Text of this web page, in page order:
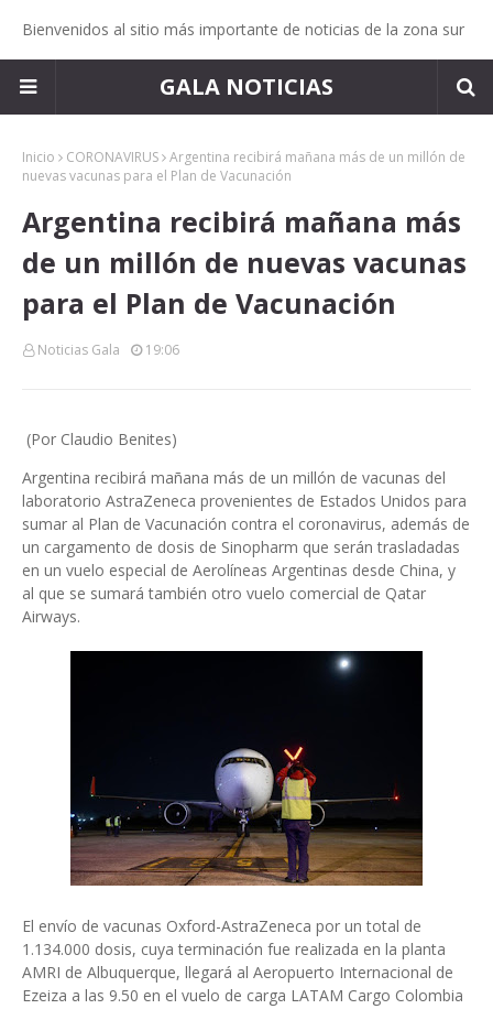
Bienvenidos al sitio más importante de noticias de la zona sur
GALA NOTICIAS
Inicio CORONAVIRUS Argentina recibirá mañana más de un millón de
nuevas vacunas para el Plan de Vacunación
Argentina recibirá mañana más
de un millón de nuevas vacunas
para el Plan de Vacunación
Noticias Gala 19:06
(Por Claudio Benites)
Argentina recibirá mañana más de un millón de vacunas del
laboratorio AstraZeneca provenientes de Estados Unidos para
sumar al Plan de Vacunación contra el coronavirus, además de
un cargamento de dosis de Sinopharm que serán trasladadas
en un vuelo especial de Aerolíneas Argentinas desde China, y
al que se sumará también otro vuelo comercial de Qatar
Airways.
El envío de vacunas Oxford-AstraZeneca por un total de
1.134.000 dosis, cuya terminación fue realizada en la planta
AMRI de Albuquerque, llegará al Aeropuerto Internacional de
Ezeiza a las 9.50 en el vuelo de carga LATAM Cargo Colombia